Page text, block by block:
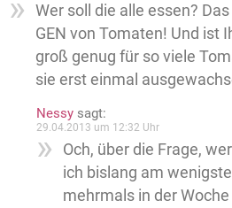
Wer soll die alle essen?
GEN von Tomaten! Und ist
groß genug für so viele
sie erst einmal
Nessy sagt:
29.04.2013 um 12:32 Uhr
Och, über die Frage,
ich bislang am
mehrmals in der